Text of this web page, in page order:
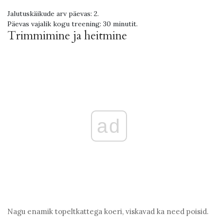
Jalutuskäikude arv päevas: 2.
Päevas vajalik kogu treening: 30 minutit.
Trimmimine ja heitmine
ad
Nagu enamik topeltkattega koeri, viskavad ka need poisid.